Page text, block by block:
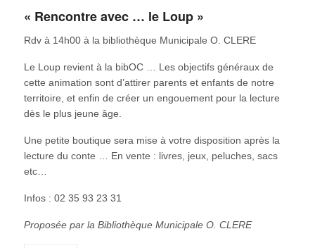
« Rencontre avec … le Loup »
Rdv à 14h00 à la bibliothèque Municipale O. CLERE
Le Loup revient à la bibOC … Les objectifs généraux de
cette animation sont d’attirer parents et enfants de notre
territoire, et enfin de créer un engouement pour la lecture
dès le plus jeune âge.
Une petite boutique sera mise à votre disposition après la
lecture du conte … En vente : livres, jeux, peluches, sacs
etc…
Infos : 02 35 93 23 31
Proposée par la Bibliothèque Municipale O. CLERE